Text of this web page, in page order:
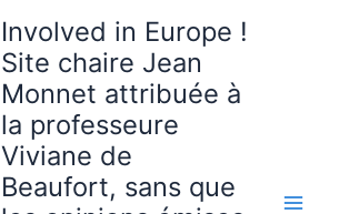
Involved in Europe !
Site chaire Jean
Monnet attribuée à
la professeure
Viviane de
Beaufort, sans que